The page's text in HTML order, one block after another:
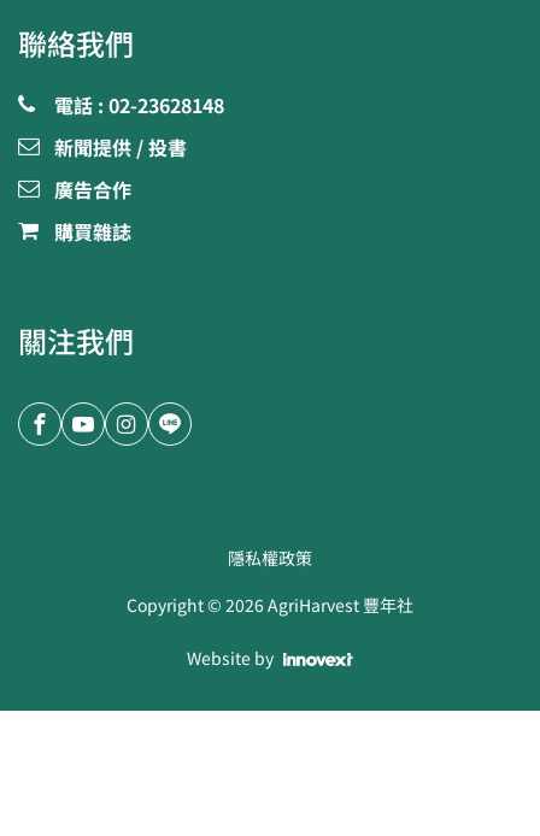
聯絡我們
電話 : 02-23628148
新聞提供 / 投書
廣告合作
購買雜誌
關注我們
隱私權政策
Copyright ©2026AgriHarvest 豐年社
Website by